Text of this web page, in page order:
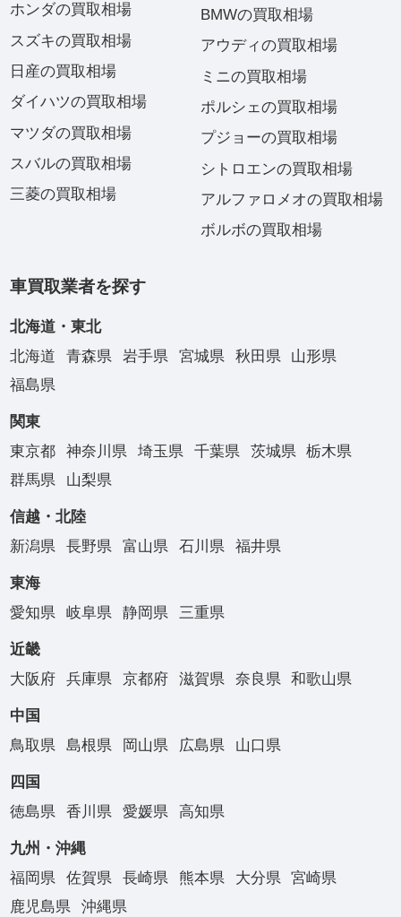
ホンダの買取相場
スズキの買取相場
日産の買取相場
ダイハツの買取相場
マツダの買取相場
スバルの買取相場
三菱の買取相場
BMWの買取相場
アウディの買取相場
ミニの買取相場
ポルシェの買取相場
プジョーの買取相場
シトロエンの買取相場
アルファロメオの買取相場
ボルボの買取相場
車買取業者を探す
北海道・東北
北海道
青森県 岩手県 宮城県 秋田県
山形県
福島県
関東
東京都
神奈川県 埼玉県 千葉県 茨城県
栃木県
群馬県
山梨県
信越・北陸
新潟県
長野県 富山県 石川県 福井県
東海
愛知県
岐阜県 静岡県 三重県
近畿
大阪府
兵庫県 京都府 滋賀県 奈良県 和歌山県
中国
鳥取県
島根県 岡山県 広島県 山口県
四国
徳島県
香川県 愛媛県 高知県
九州・沖縄
福岡県
佐賀県 長崎県 熊本県 大分県
宮崎県
鹿児島県
沖縄県